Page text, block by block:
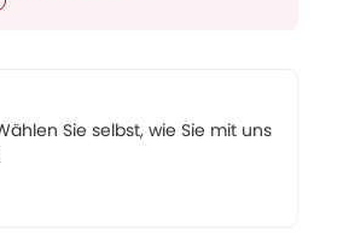
Sie selbst, wie Sie mit uns